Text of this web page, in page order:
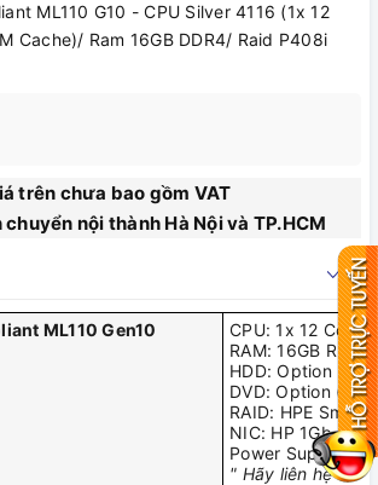
ML110 G10 - CPU Silver 4116 (1x 12
Cache)/ Ram 16GB DDR4/ Raid P408i
trên chưa bao gồm VAT
nội thành Hà Nội và TP.HCM
ML110 Gen10
CPU: 1x 12 Core
RAM: 16GB
HDD: Option
DVD: Option
RAID: HPE
NIC: HP 1Gb
Power Supply: 1x
" Hãy liên hệ với